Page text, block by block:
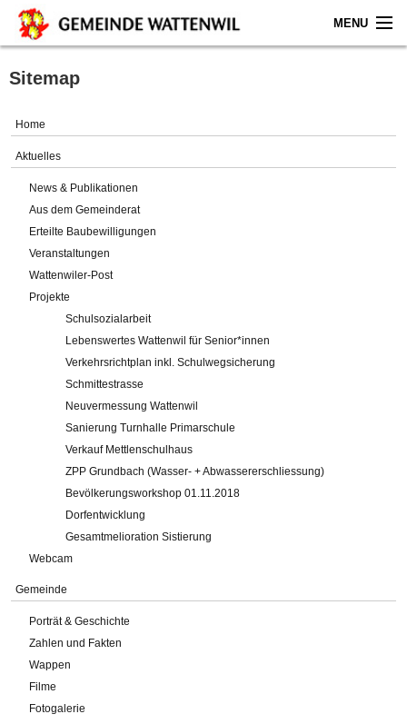
MENU
Home
Gemeinde
Verwaltung
Online-Service
Impressum
Sitemap
Home
Aktuelles
News & Publikationen
Aus dem Gemeinderat
Erteilte Baubewilligungen
Veranstaltungen
Wattenwiler-Post
Projekte
Schulsozialarbeit
Lebenswertes Wattenwil für Senior*innen
Verkehrsrichtplan inkl. Schulwegsicherung
Schmittestrasse
Neuvermessung Wattenwil
Sanierung Turnhalle Primarschule
Verkauf Mettlenschulhaus
ZPP Grundbach (Wasser- + Abwassererschliessung)
Bevölkerungsworkshop 01.11.2018
Dorfentwicklung
Gesamtmelioration Sistierung
Webcam
Gemeinde
Porträt & Geschichte
Zahlen und Fakten
Wappen
Filme
Fotogalerie